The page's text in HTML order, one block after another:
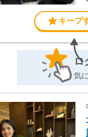
キープ
ロ
気